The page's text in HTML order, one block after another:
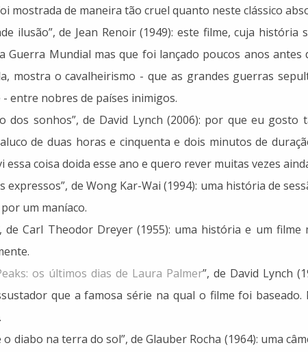
mostrada de maneira tão cruel quanto neste clássico
ilusão”, de Jean Renoir (1949): este filme, cuja história
Guerra Mundial mas que foi lançado poucos anos antes
mostra o cavalheirismo - que as grandes guerras
- entre nobres de países inimigos.
dos sonhos”, de David Lynch (2006): por que eu gosto
de duas horas e cinquenta e dois minutos de
essa coisa doida esse ano e quero rever muitas vezes
expressos”, de Wong Kar-Wai (1994): uma história de
um maníaco.
de Carl Theodor Dreyer (1955): uma história e um filme
os últimos dias de Laura Palmer”, de David Lynch
que a famosa série na qual o filme foi baseado.
o diabo na terra do sol”, de Glauber Rocha (1964): uma